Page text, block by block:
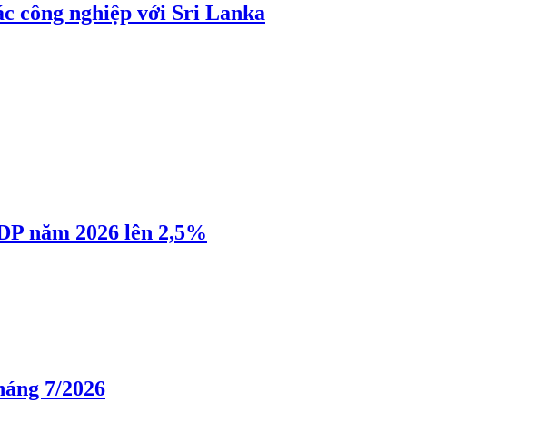
công nghiệp với Sri Lanka
năm 2026 lên 2,5%
7/2026